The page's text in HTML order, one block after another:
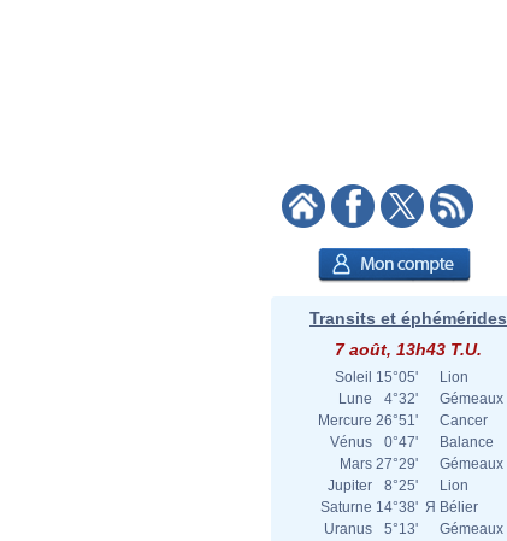
Transits et éphémérides
7 août, 13h43 T.U.
Soleil 15°05'
Lion
Lune
4°32'
Gémeaux
Mercure 26°51'
Cancer
Vénus
0°47'
Balance
Mars 27°29'
Gémeaux
Jupiter
8°25'
Lion
Saturne 14°38' Я Bélier
Uranus
5°13'
Gémeaux